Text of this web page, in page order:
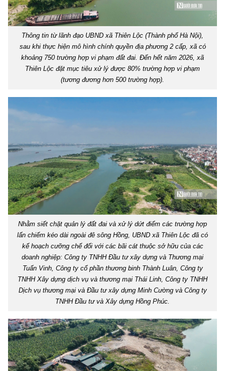
Thông tin từ lãnh đạo UBND xã Thiên Lộc (Thành phố Hà Nội),
sau khi thực hiện mô hình chính quyền địa phương 2 cấp, xã có
khoảng 750 trường hợp vi phạm đất đai. Đến hết năm 2026, xã
Thiên Lộc đặt mục tiêu xử lý được 80% trường hợp vi phạm
(tương đương hơn 500 trường hợp).
Nhằm siết chặt quản lý đất đai và xử lý dứt điểm các trường hợp
lấn chiếm kéo dài ngoài đê sông Hồng, UBND xã Thiên Lộc đã có
kế hoạch cưỡng chế đối với các bãi cát thuộc sở hữu của các
doanh nghiệp: Công ty TNHH Đầu tư xây dựng và Thương mại
Tuấn Vinh, Công ty cổ phần thương binh Thành Luân, Công ty
TNHH Xây dựng dịch vụ và thương mại Thái Linh, Công ty TNHH
Dịch vụ thương mại và Đầu tư xây dựng Minh Cường và Công ty
TNHH Đầu tư và Xây dựng Hồng Phúc.